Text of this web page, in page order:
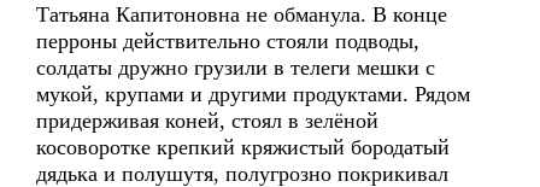
Татьяна Капитоновна не обманула. В конце
перроны действительно стояли подводы,
солдаты дружно грузили в телеги мешки с
мукой, крупами и другими продуктами. Рядом
придерживая коней, стоял в зелёной
косоворотке крепкий кряжистый бородатый
дядька и полушутя, полугрозно покрикивал